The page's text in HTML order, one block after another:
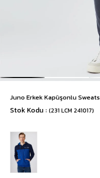
Juno Erkek Kapüşonlu
Stok Kodu (231 LCM 241017)